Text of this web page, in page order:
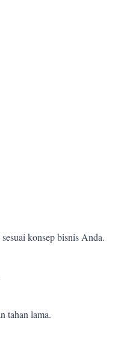
konsep bisnis Anda.
tahan lama.